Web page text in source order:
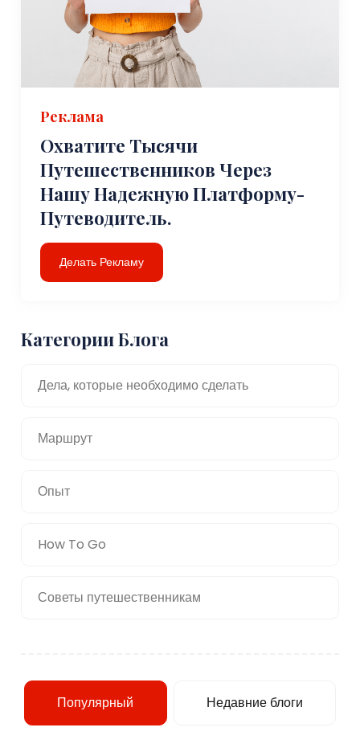
Реклама
Охватите Тысячи
Путешественников Через
Нашу Надежную Платформу-
Путеводитель.
Делать Рекламу
Категории Блога
Дела, которые необходимо сделать
Маршрут
Опыт
How To Go
Советы путешественникам
Популярный Недавние блоги